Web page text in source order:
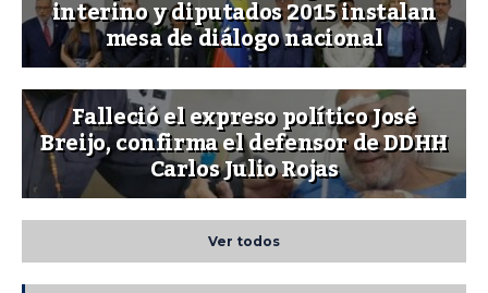
interino y diputados 2015 instalan
mesa de diálogo nacional
Falleció el expreso político José
Breijo, confirma el defensor de DDHH
Carlos Julio Rojas
Ver todos